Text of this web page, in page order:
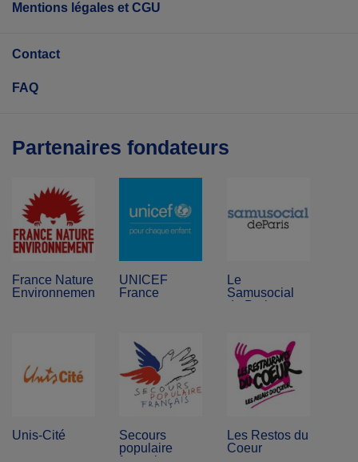
Mentions légales et CGU
Contact
FAQ
Partenaires fondateurs
France Nature
Environnement
UNICEF
France
Le
Samusocial
de Paris
Unis-Cité
Secours
populaire
Les Restos du
Coeur